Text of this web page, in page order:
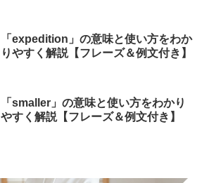
「expedition」の意味と使い方をわか
りやすく解説【フレーズ＆例文付き】
「smaller」の意味と使い方をわかり
やすく解説【フレーズ＆例文付き】